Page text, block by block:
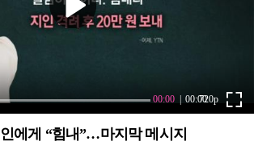
에게 “힘내”…마지막 메시지